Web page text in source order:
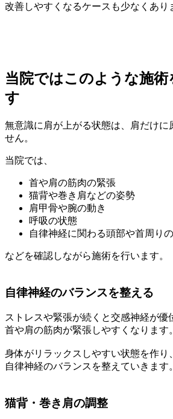
改善しやすくなるケースも少なくあり
当院ではこのような施術
す
無意識に肩が上がる状態は、肩だけに
せん。
当院では、
首や肩の筋肉の緊張
猫背や巻き肩などの姿勢
肩甲骨や腕の動き
呼吸の状態
自律神経に関わる頭部や首周り
などを確認しながら施術を行います。
自律神経のバランスを整える
ストレスや緊張が続くと交感神経が優
首や肩の筋肉が緊張しやすくなります。
身体がリラックスしやすい状態を作り、
自律神経のバランスを整えていきます。
猫背・巻き肩の調整